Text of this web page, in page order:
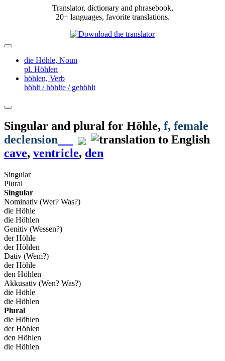
Translator, dictionary and phrasebook,
20+ languages, favorite translations.
die Höhle, Noun
pl. Höhlen
höhlen, Verb
höhlt / höhlte / gehöhlt
Singular and plural for Höhle, f, female
declension
cave, ventricle, den
Singular
Plural
Singular
Nominativ (Wer? Was?)
die Höhle
die Höhlen
Genitiv (Wessen?)
der Höhle
der Höhlen
Dativ (Wem?)
der Höhle
den Höhlen
Akkusativ (Wen? Was?)
die Höhle
die Höhlen
Plural
die Höhlen
der Höhlen
den Höhlen
die Höhlen